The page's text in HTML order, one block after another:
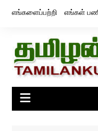
எங்களைப்பற்றி எங்கள்